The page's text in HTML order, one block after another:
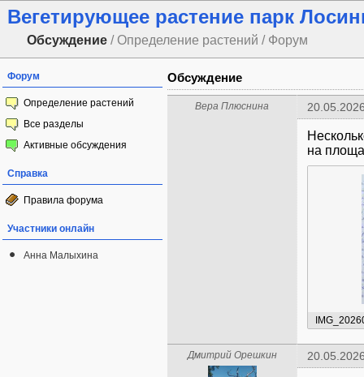
Вегетирующее растение парк
Обсуждение / Определение растений / Форум
Форум
Определение растений
Все разделы
Активные обсуждения
Справка
Правила форума
Участники онлайн
Анна Малыхина
Обсуждение
Вера Плюснина
на
Дмитрий Орешкин